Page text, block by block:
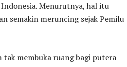
Menurutnya, hal itu
semakin meruncing sejak Pemilu
membuka ruang bagi putera